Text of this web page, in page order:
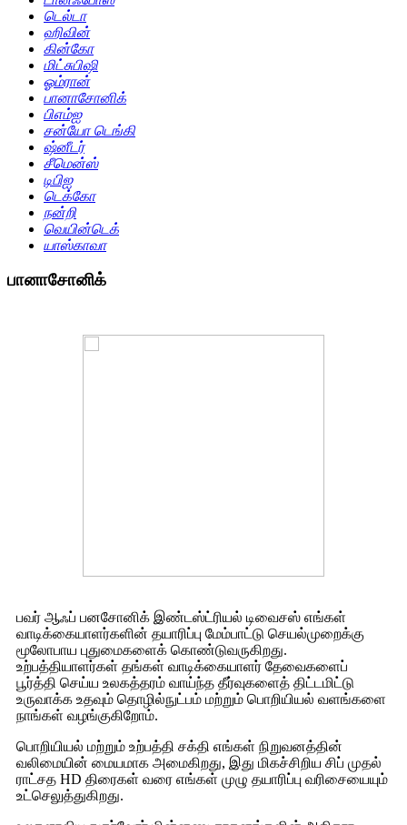
டெல்டா
ஹிவின்
கின்கோ
மிட்சுபிஷி
ஓம்ரான்
பானாசோனிக்
பிஎம்ஐ
சன்யோ டெங்கி
ஷ்னீடர்
சீமென்ஸ்
டிபிஐ
டெக்கோ
நன்றி
வெயின்டெக்
யாஸ்காவா
பானாசோனிக்
பவர் ஆஃப் பனசோனிக் இண்டஸ்ட்ரியல் டிவைசஸ் எங்கள்
வாடிக்கையாளர்களின் தயாரிப்பு மேம்பாட்டு செயல்முறைக்கு
மூலோபாய புதுமைகளைக் கொண்டுவருகிறது.
உற்பத்தியாளர்கள் தங்கள் வாடிக்கையாளர் தேவைகளைப்
பூர்த்தி செய்ய உலகத்தரம் வாய்ந்த தீர்வுகளைத் திட்டமிட்டு
உருவாக்க உதவும் தொழில்நுட்பம் மற்றும் பொறியியல் வளங்களை
நாங்கள் வழங்குகிறோம்.
பொறியியல் மற்றும் உற்பத்தி சக்தி எங்கள் நிறுவனத்தின்
வலிமையின் மையமாக அமைகிறது, இது மிகச்சிறிய சிப் முதல்
ராட்சத HD திரைகள் வரை எங்கள் முழு தயாரிப்பு வரிசையையும்
உட்செலுத்துகிறது.